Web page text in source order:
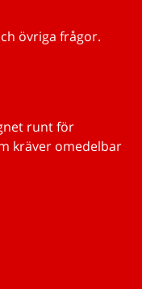
övriga frågor.
runt för
kräver omedelbar